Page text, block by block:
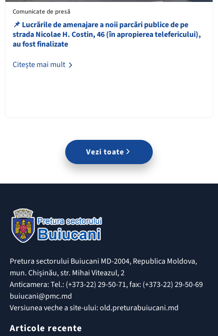
Comunicate de presă
📌 ​Lucrările de amenajare a noii parcări publice de pe
strada Nicolae H. Costin, 46 (în apropierea telefericului),
au fost finalizate
Citește mai mult
Vezi toate
Pretura sectorului Buiucani MD-2004, Republica Moldova,
mun. Chișinău, str. Mihai Viteazul, 2
Anticamera: Tel.: (+373-22) 29-50-71, fax: (+373-22) 29-50-69
buiucani@pmc.md
Versiunea veche a site-ului: old.preturabuiucani.md
Articole recente